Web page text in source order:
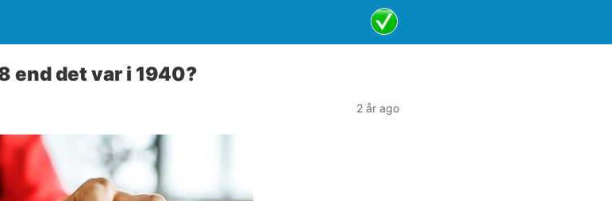
end det var i 1940?
2 år ago